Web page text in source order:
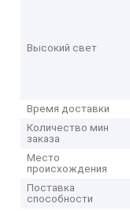
Высокий свет
Время доставки
Количество мин
заказа
Место
происхождения
Поставка
способности